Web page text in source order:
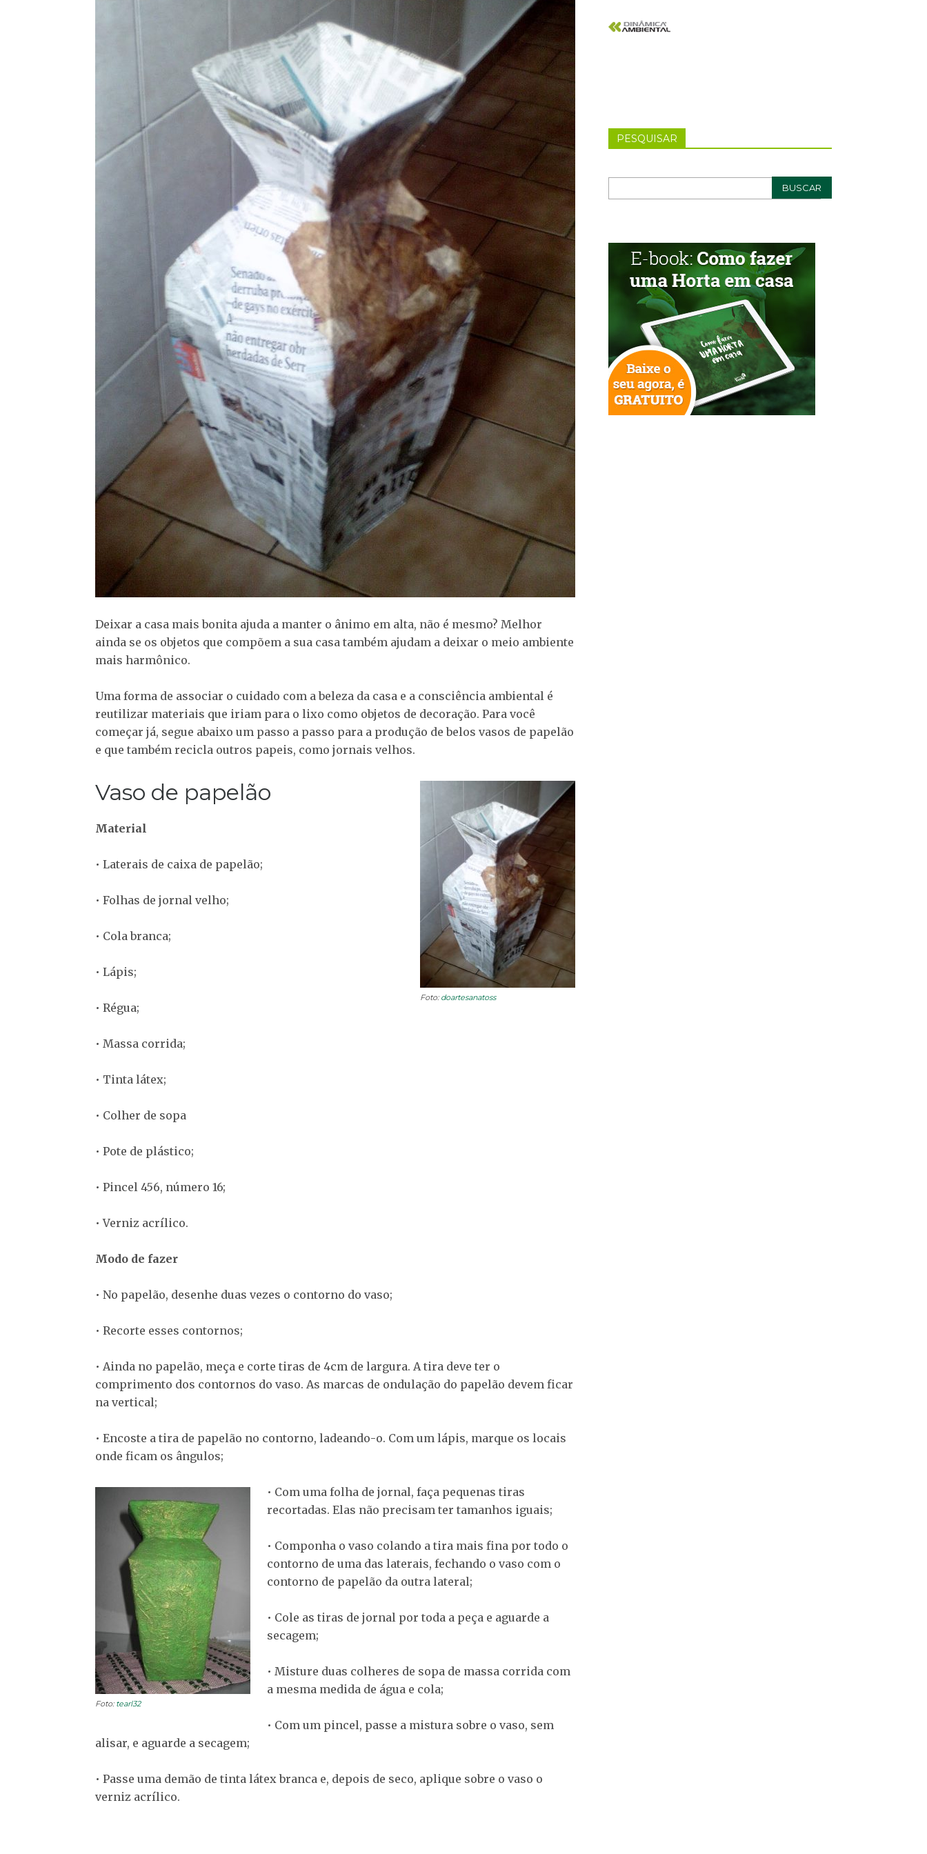
Deixar a casa mais bonita ajuda a manter o ânimo em alta, não é mesmo? Melhor
ainda se os objetos que compõem a sua casa também ajudam a deixar o meio ambiente
mais harmônico.
Uma forma de associar o cuidado com a beleza da casa e a consciência ambiental é
reutilizar materiais que iriam para o lixo como objetos de decoração. Para você
começar já, segue abaixo um passo a passo para a produção de belos vasos de papelão
e que também recicla outros papeis, como jornais velhos.
Foto: doartesanatoss
Vaso de papelão
Material
• Laterais de caixa de papelão;
• Folhas de jornal velho;
• Cola branca;
• Lápis;
• Régua;
• Massa corrida;
• Tinta látex;
• Colher de sopa
• Pote de plástico;
• Pincel 456, número 16;
• Verniz acrílico.
Modo de fazer
• No papelão, desenhe duas vezes o contorno do vaso;
• Recorte esses contornos;
• Ainda no papelão, meça e corte tiras de 4cm de largura. A tira deve ter o
comprimento dos contornos do vaso. As marcas de ondulação do papelão devem ficar
na vertical;
• Encoste a tira de papelão no contorno, ladeando-o. Com um lápis, marque os locais
onde ficam os ângulos;
Foto: tearl32
• Com uma folha de jornal, faça pequenas tiras
recortadas. Elas não precisam ter tamanhos iguais;
• Componha o vaso colando a tira mais fina por todo o
contorno de uma das laterais, fechando o vaso com o
contorno de papelão da outra lateral;
• Cole as tiras de jornal por toda a peça e aguarde a
secagem;
• Misture duas colheres de sopa de massa corrida com
a mesma medida de água e cola;
• Com um pincel, passe a mistura sobre o vaso, sem
alisar, e aguarde a secagem;
• Passe uma demão de tinta látex branca e, depois de seco, aplique sobre o vaso o
verniz acrílico.
PESQUISAR